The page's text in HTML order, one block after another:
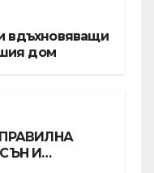
вдъхновяващи
дом
И